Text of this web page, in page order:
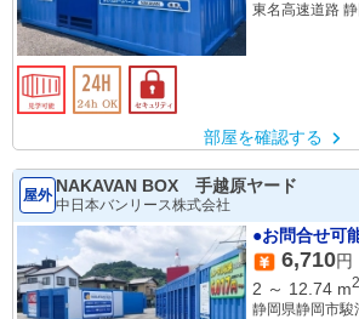
東名高速道路
部屋を確認する
屋外 NAKAVAN BOX 手越原ヤード
中日本バンリース株式会社
●お問合せ可
6,710円
2 ～ 12.74 m2
静岡県静岡市駿